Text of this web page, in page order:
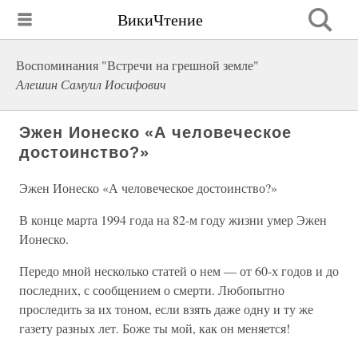
ВикиЧтение
Воспоминания "Встречи на грешной земле"
Алешин Самуил Иосифович
Эжен Ионеско «А человеческое
достоинство?»
Эжен Ионеско «А человеческое достоинство?»
В конце марта 1994 года на 82-м году жизни умер Эжен
Ионеско.
Передо мной несколько статей о нем — от 60-х годов и до
последних, с сообщением о смерти. Любопытно
проследить за их тоном, если взять даже одну и ту же
газету разных лет. Боже ты мой, как он меняется!